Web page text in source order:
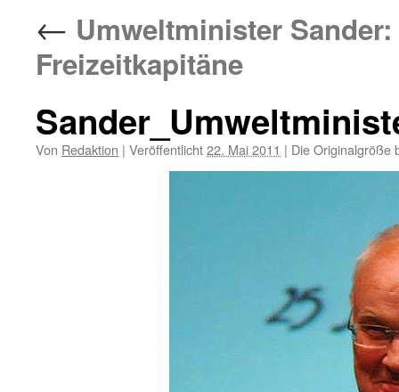
← Umweltminister
Freizeitkapitäne
Von Redaktion | Veröffentlicht22. Mai 2011 | Die Originalgröße